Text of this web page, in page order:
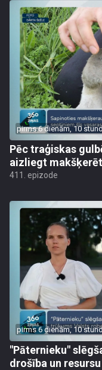
pirms 6 dienām, 10
Pēc traģiskas
aizliegt
411. epizode
pirms 6 dienām, 10
"Pāternieku"
drošība un